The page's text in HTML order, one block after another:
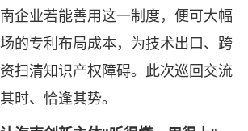
企业若能善用这一制度，便可大幅
的专利布局成本，为技术出口、跨
扫清知识产权障碍。此次巡回交流
时、恰逢其势。